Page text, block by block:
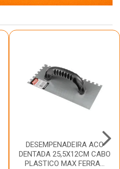
DESEMPENADEIRA ACO
DENTADA 25,5X12CM CABO
PLASTICO MAX FERRA...